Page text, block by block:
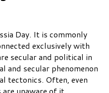
Day. It is commonly
exclusively with
secular and political in
and secular phenomenon
tectonics. Often, even